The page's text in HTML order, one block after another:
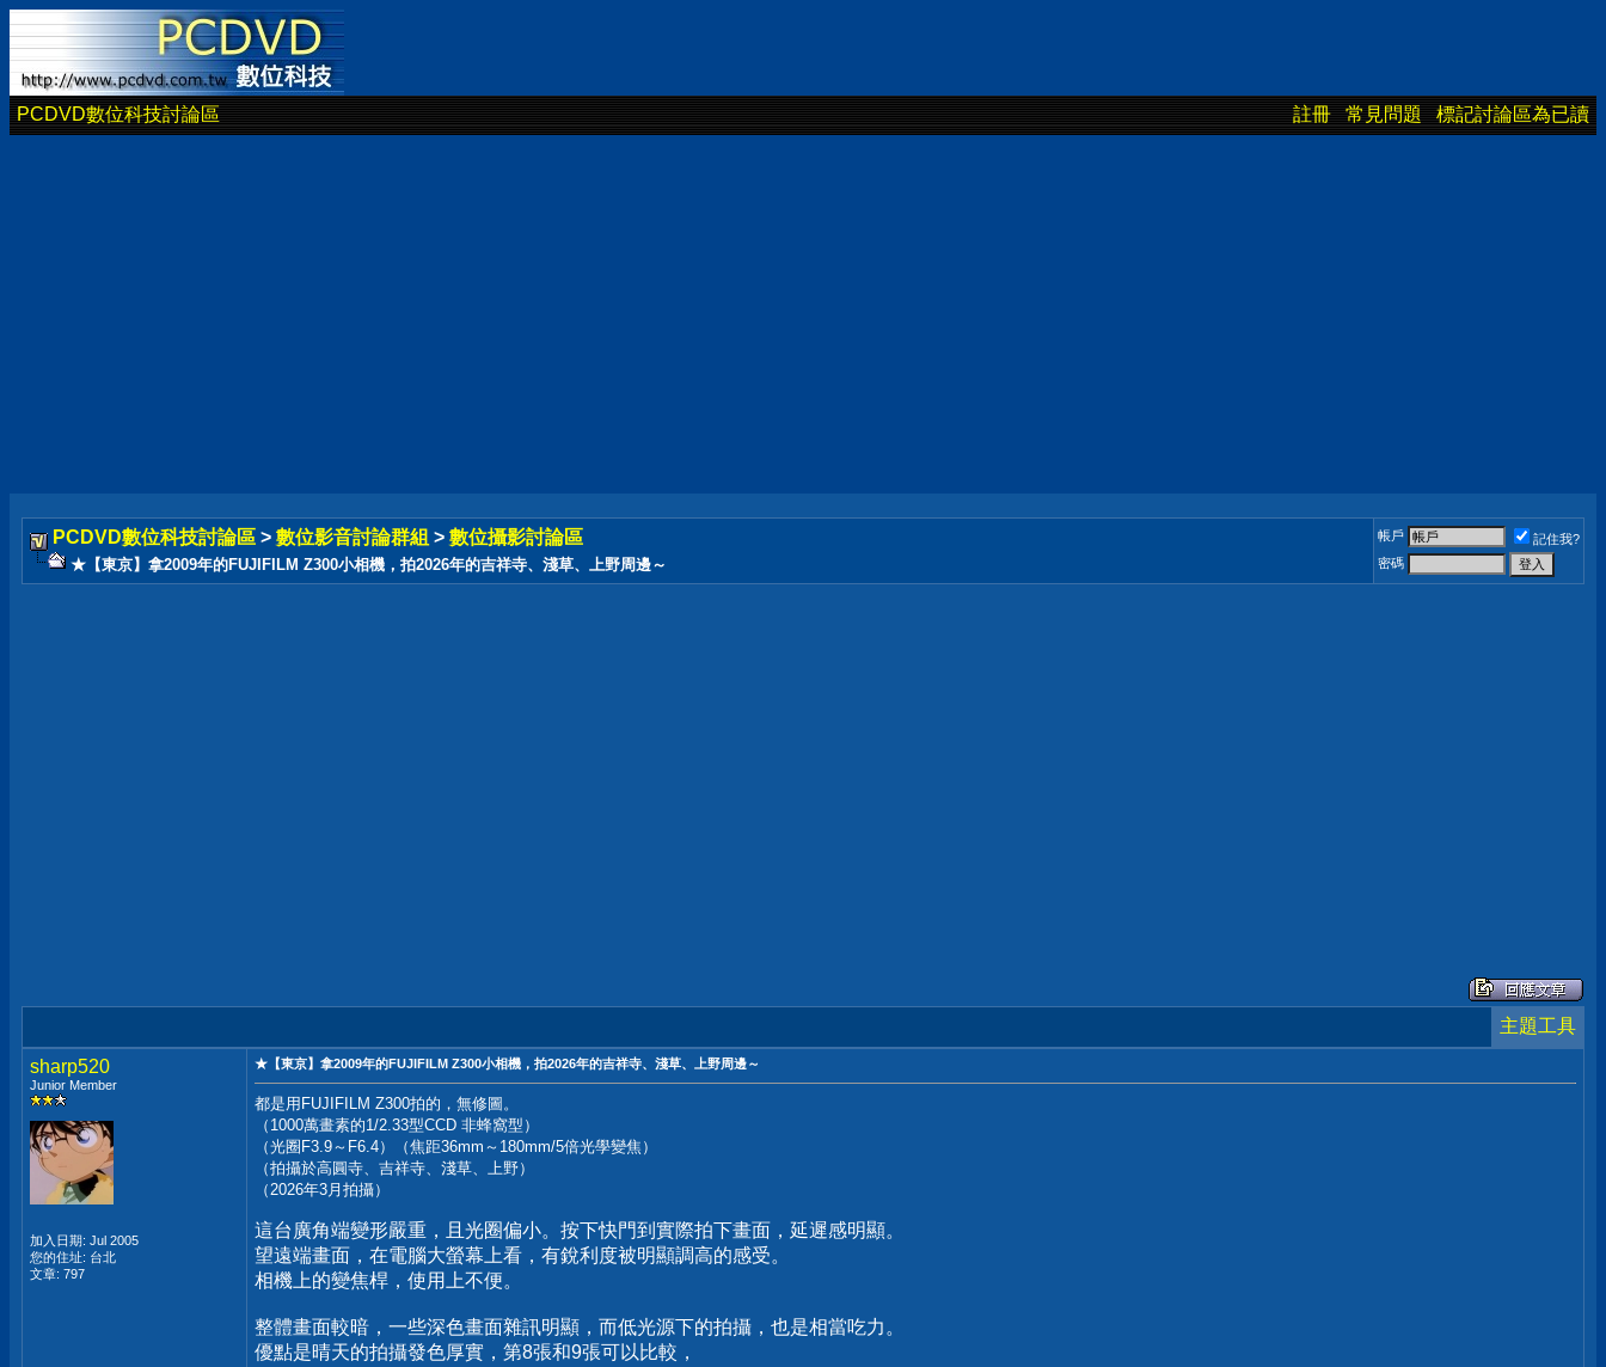
PCDVD數位科技討論區 註冊 常見問題 標記討論區為已讀
PCDVD數位科技討論區 > 數位影音討論群組 > 數位攝影討論區
★【東京】拿2009年的FUJIFILM Z300小相機，拍2026年的吉祥寺、淺草、上野周邊～
帳戶
記住我?
密碼
主題工具
sharp520
Junior Member
加入日期: Jul 2005
您的住址: 台北
文章: 797
★【東京】拿2009年的FUJIFILM Z300小相機，拍2026年的吉祥寺、淺草、上野周邊～
都是用FUJIFILM Z300拍的，無修圖。
（1000萬畫素的1/2.33型CCD 非蜂窩型）
（光圈F3.9～F6.4）（焦距36mm～180mm/5倍光學變焦）
（拍攝於高圓寺、吉祥寺、淺草、上野）
（2026年3月拍攝）
這台廣角端變形嚴重，且光圈偏小。按下快門到實際拍下畫面，延遲感明顯。
望遠端畫面，在電腦大螢幕上看，有銳利度被明顯調高的感受。
相機上的變焦桿，使用上不便。
整體畫面較暗，一些深色畫面雜訊明顯，而低光源下的拍攝，也是相當吃力。
優點是晴天的拍攝發色厚實，第8張和9張可以比較，